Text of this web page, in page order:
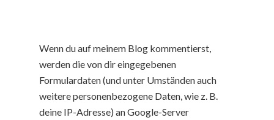
Wenn du auf meinem Blog kommentierst,
werden die von dir eingegebenen
Formulardaten (und unter Umständen auch
weitere personenbezogene Daten, wie z. B.
deine IP-Adresse) an Google-Server